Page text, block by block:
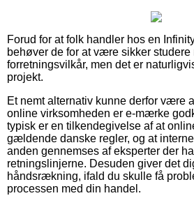
Forud for at folk handler hos en
behøver de for at være sikker studere
forretningsvilkår, men det er
projekt.
Et nemt alternativ kunne derfor være
online virksomheden er e-mærke
typisk er en tilkendegivelse af at
gældende danske regler, og at
anden gennemses af eksperter der
retningslinjerne. Desuden giver det
håndsrækning, ifald du skulle få
processen med din handel.